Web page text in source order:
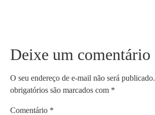
Deixe um comentário
O seu endereço de e-mail não será publicado.
obrigatórios são marcados com *
Comentário *